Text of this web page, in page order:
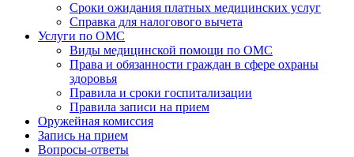
Сроки ожидания платных медицинских услуг
Справка для налогового вычета
Услуги по ОМС
Виды медицинской помощи по ОМС
Права и обязанности граждан в сфере охраны
здоровья
Правила и сроки госпитализации
Правила записи на прием
Оружейная комиссия
Запись на прием
Вопросы-ответы